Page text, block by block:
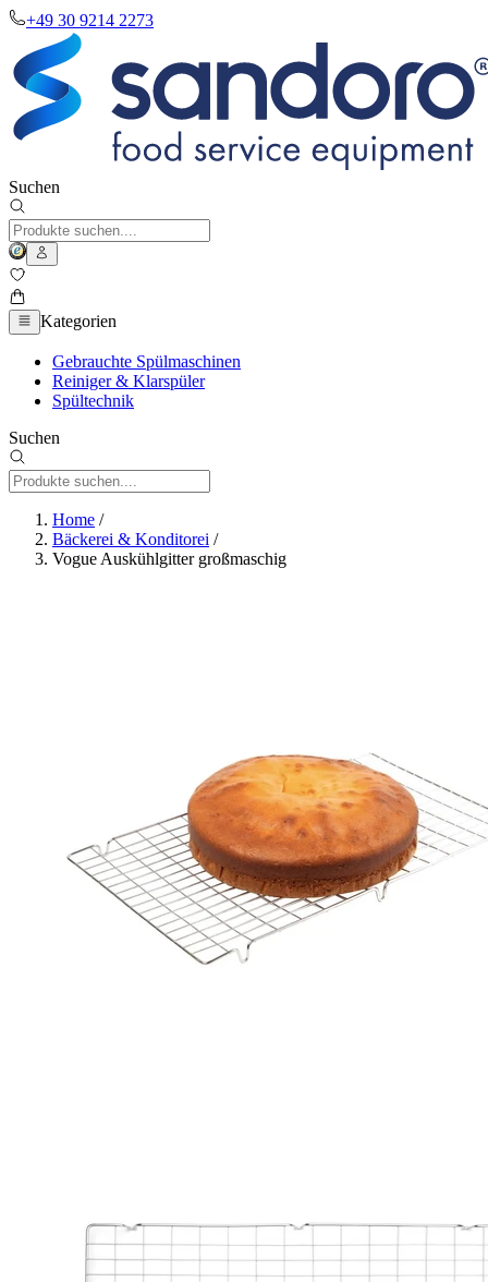
+49 30 9214 2273
Suchen
Kategorien
Gebrauchte Spülmaschinen
Reiniger & Klarspüler
Spültechnik
Suchen
Home /
Bäckerei & Konditorei /
Vogue Auskühlgitter großmaschig